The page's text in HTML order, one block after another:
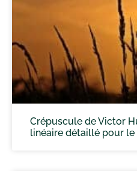
Crépuscule de Victor
linéaire détaillé pour le